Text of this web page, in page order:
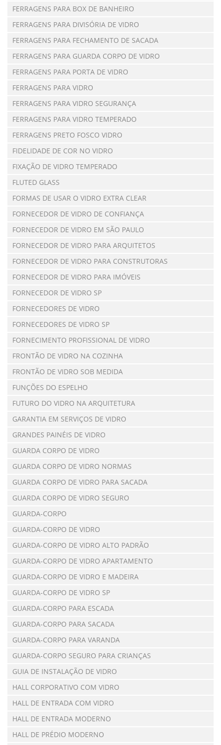
FERRAGENS PARA BOX DE BANHEIRO
FERRAGENS PARA DIVISÓRIA DE VIDRO
FERRAGENS PARA FECHAMENTO DE SACADA
FERRAGENS PARA GUARDA CORPO DE VIDRO
FERRAGENS PARA PORTA DE VIDRO
FERRAGENS PARA VIDRO
FERRAGENS PARA VIDRO SEGURANÇA
FERRAGENS PARA VIDRO TEMPERADO
FERRAGENS PRETO FOSCO VIDRO
FIDELIDADE DE COR NO VIDRO
FIXAÇÃO DE VIDRO TEMPERADO
FLUTED GLASS
FORMAS DE USAR O VIDRO EXTRA CLEAR
FORNECEDOR DE VIDRO DE CONFIANÇA
FORNECEDOR DE VIDRO EM SÃO PAULO
FORNECEDOR DE VIDRO PARA ARQUITETOS
FORNECEDOR DE VIDRO PARA CONSTRUTORAS
FORNECEDOR DE VIDRO PARA IMÓVEIS
FORNECEDOR DE VIDRO SP
FORNECEDORES DE VIDRO
FORNECEDORES DE VIDRO SP
FORNECIMENTO PROFISSIONAL DE VIDRO
FRONTÃO DE VIDRO NA COZINHA
FRONTÃO DE VIDRO SOB MEDIDA
FUNÇÕES DO ESPELHO
FUTURO DO VIDRO NA ARQUITETURA
GARANTIA EM SERVIÇOS DE VIDRO
GRANDES PAINÉIS DE VIDRO
GUARDA CORPO DE VIDRO
GUARDA CORPO DE VIDRO NORMAS
GUARDA CORPO DE VIDRO PARA SACADA
GUARDA CORPO DE VIDRO SEGURO
GUARDA-CORPO
GUARDA-CORPO DE VIDRO
GUARDA-CORPO DE VIDRO ALTO PADRÃO
GUARDA-CORPO DE VIDRO APARTAMENTO
GUARDA-CORPO DE VIDRO E MADEIRA
GUARDA-CORPO DE VIDRO SP
GUARDA-CORPO PARA ESCADA
GUARDA-CORPO PARA SACADA
GUARDA-CORPO PARA VARANDA
GUARDA-CORPO SEGURO PARA CRIANÇAS
GUIA DE INSTALAÇÃO DE VIDRO
HALL CORPORATIVO COM VIDRO
HALL DE ENTRADA COM VIDRO
HALL DE ENTRADA MODERNO
HALL DE PRÉDIO MODERNO